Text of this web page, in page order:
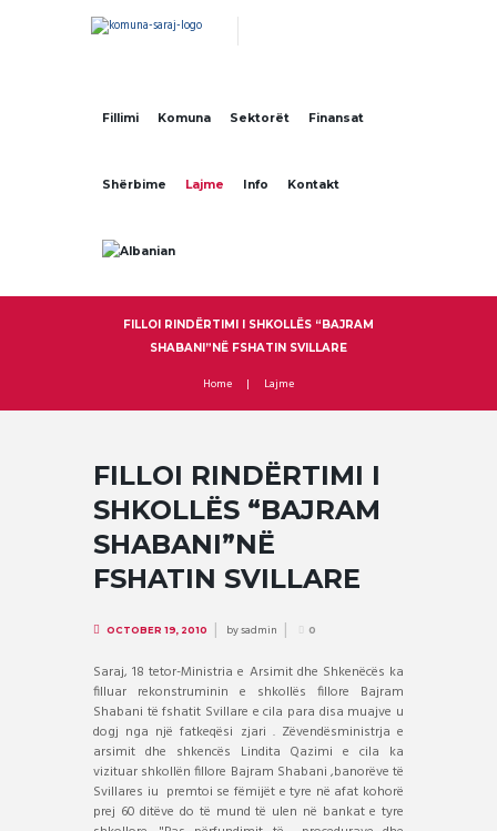
Fillimi Komuna Sektorët Finansat
Shërbime Lajme Info Kontakt
FILLOI RINDËRTIMI I SHKOLLËS “BAJRAM
SHABANI”NË FSHATIN SVILLARE
Home Lajme
FILLOI RINDËRTIMI I
SHKOLLËS “BAJRAM
SHABANI”NË
FSHATIN SVILLARE
OCTOBER 19, 2010 bysadmin 0
Saraj, 18 tetor-Ministria e Arsimit dhe Shkenëcës ka
filluar rekonstruminin e shkollës fillore Bajram
Shabani të fshatit Svillare e cila para disa muajve u
dogj nga një fatkeqësi zjari . Zëvendësministrja e
arsimit dhe shkencës Lindita Qazimi e cila ka
vizituar shkollën fillore Bajram Shabani ,banorëve të
Svillares iu premtoi se fëmijët e tyre në afat kohorë
prej 60 ditëve do të mund të ulen në bankat e tyre